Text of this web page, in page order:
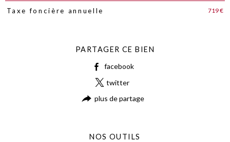
Taxe foncière annuelle 719 €
PARTAGER CE BIEN
facebook
twitter
plus de partage
NOS OUTILS